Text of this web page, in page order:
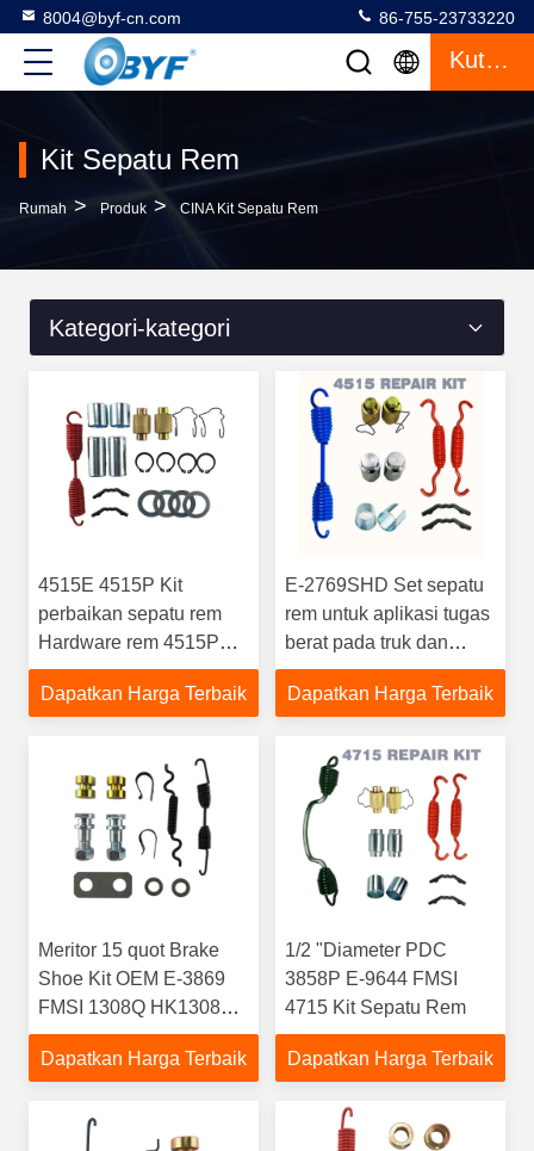
8004@byf-cn.com 86-755-23733220
Kutipan
Kit Sepatu Rem
Rumah > Produk > CINA Kit Sepatu Rem
Kategori-kategori
4515E 4515P Kit
perbaikan sepatu rem
Hardware rem 4515P
16-1/2 quot Diameter Q
dan P rem
Dapatkan Harga Terbaik
E-2769SHD Set sepatu
rem untuk aplikasi tugas
berat pada truk dan
trailer
Dapatkan Harga Terbaik
Meritor 15 quot Brake
Shoe Kit OEM E-3869
FMSI 1308Q HK1308Q
Hardware perbaikan rem
Dapatkan Harga Terbaik
1/2 "Diameter PDC
3858P E-9644 FMSI
4715 Kit Sepatu Rem
Dapatkan Harga Terbaik